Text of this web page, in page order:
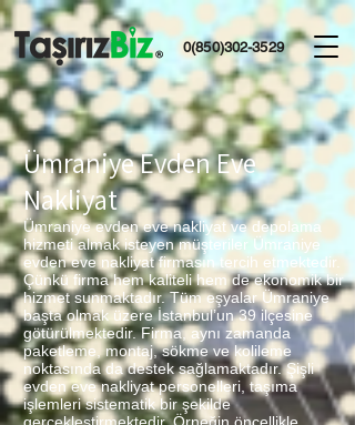
0(850)302-3529
Ümraniye Evden Eve
Nakliyat
Ümraniye evden eve nakliyat ve depolama
hizmeti almak isteyen müşteriler Ümraniye
evden eve nakliyat firmasın tercih etmektedir.
Çünkü firma hem kaliteli hem de ekonomik bir
hizmet sunmaktadır. Tüm eşyalar Ümraniye
başta olmak üzere İstanbul’un 39 ilçesine
götürülmektedir. Firma, aynı zamanda
paketleme, montaj, sökme ve kolileme
noktasında da destek sağlamaktadır. Şişli
evden eve nakliyat personelleri, taşıma
işlemleri sistematik bir şekilde